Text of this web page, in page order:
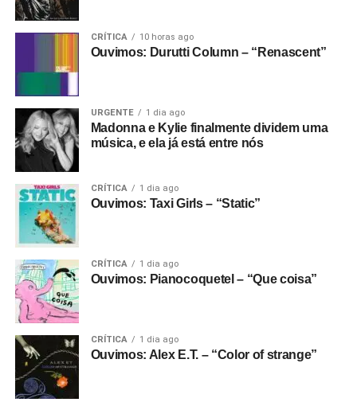
CRÍTICA 10 horas ago
Ouvimos: Durutti Column – “Renascent”
URGENTE 1 dia ago
Madonna e Kylie finalmente dividem uma
música, e ela já está entre nós
CRÍTICA 1 dia ago
Ouvimos: Taxi Girls – “Static”
CRÍTICA 1 dia ago
Ouvimos: Pianocoquetel – “Que coisa”
CRÍTICA 1 dia ago
Ouvimos: Alex E.T. – “Color of strange”